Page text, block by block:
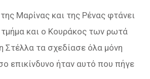
Μαρίνας και της Ρένας φτάνει
και ο Κουράκος των ρωτά
Στέλλα τα σχεδίασε όλα μόνη
επικίνδυνο ήταν αυτό που πήγε